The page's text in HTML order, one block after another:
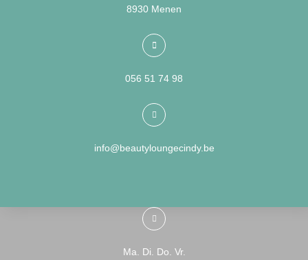
8930 Menen
056 51 74 98
info@beautyloungecindy.be
Ma. Di. Do. Vr.